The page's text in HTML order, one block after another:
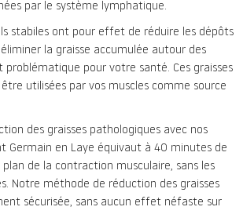
par le système lymphatique.
stabiles ont pour effet de réduire les dépôts
la graisse accumulée autour des
problématique pour votre santé. Ces graisses
utilisées par vos muscles comme source
des graisses pathologiques avec nos
Germain en Laye équivaut à 40 minutes de
plan de la contraction musculaire, sans les
Notre méthode de réduction des graisses
sécurisée, sans aucun effet néfaste sur